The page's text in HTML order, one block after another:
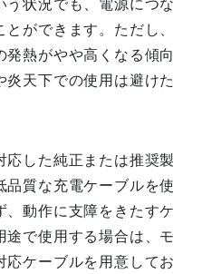
う状況でも、電源につな
ができます。ただし、
発熱がやや高くなる傾向
炎天下での使用は避けた
応した純正または推奨製
品質な充電ケーブルを使
、動作に支障をきたすケ
途で使用する場合は、モ
応ケーブルを用意してお